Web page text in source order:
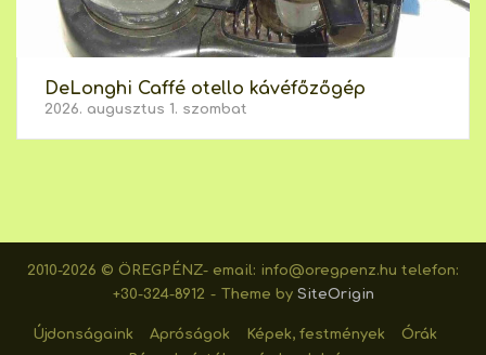
DeLonghi Caffé otello kávéfőzőgép
2026. augusztus 1. szombat
2010-2026 © ÖREGPÉNZ- email: info@oregpenz.hu telefon:
+30-324-8912
Theme by SiteOrigin
Újdonságaink Apróságok Képek, festmények
Órák